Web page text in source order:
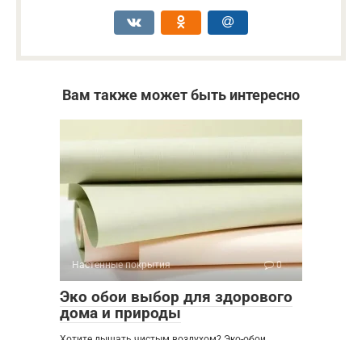
Вам также может быть интересно
Настенные покрытия 0
Эко обои выбор для здорового
дома и природы